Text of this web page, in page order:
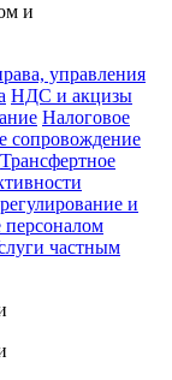
и
управления
НДС и акцизы
Налоговое
сопровождение
Трансфертное
и
персоналом
частным